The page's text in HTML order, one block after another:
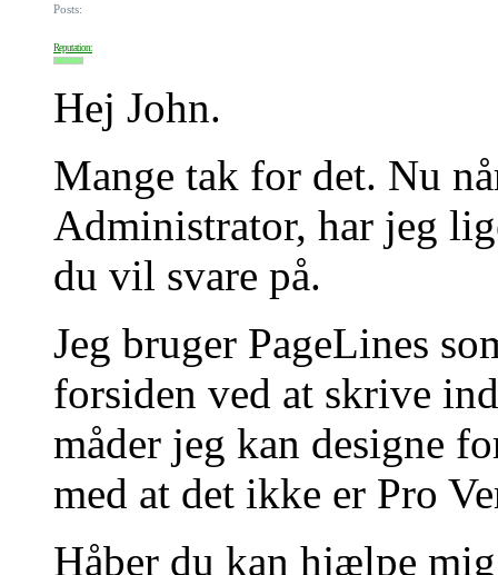
Posts:
Reputation:
Hej John.
Mange tak for det. Nu
Administrator, har jeg
du vil svare på.
Jeg bruger PageLines
forsiden ved at skrive
måder jeg kan designe
med at det ikke er Pro
Håber du kan hjælpe